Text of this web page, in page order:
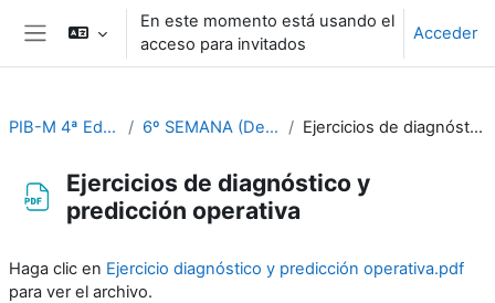
Salta al contenido principal
Panel lateral
En este momento está usando el
acceso para invitados
Acceder
PIB-M 4ª Ed. (fase práctica) 6º SEMANA (Del 9 al 13 de octubre) Ejercicios de diagnóstico y predicción operativa
Ejercicios de diagnóstico y
predicción operativa
Haga clic en Ejercicio diagnóstico y predicción operativa.pdf
para ver el archivo.